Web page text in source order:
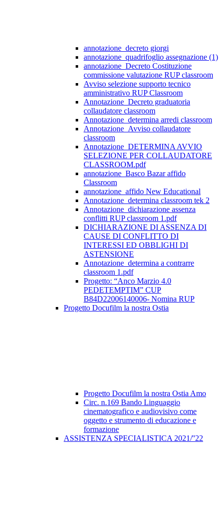
annotazione_decreto giorgi
annotazione_quadrifoglio assegnazione (1)
annotazione_Decreto Costituzione
commissione valutazione RUP classroom
Avviso selezione supporto tecnico
amministrativo RUP Classroom
Annotazione_Decreto graduatoria
collaudatore classroom
Annotazione_determina arredi classroom
Annotazione_Avviso collaudatore
classroom
Annotazione_DETERMINA AVVIO
SELEZIONE PER COLLAUDATORE
CLASSROOM.pdf
annotazione_Basco Bazar affido
Classroom
annotazione_affido New Educational
Annotazione_determina classroom tek 2
Annotazione_dichiarazione assenza
conflitti RUP classroom 1.pdf
DICHIARAZIONE DI ASSENZA DI
CAUSE DI CONFLITTO DI
INTERESSI ED OBBLIGHI DI
ASTENSIONE
Annotazione_determina a contrarre
classroom 1.pdf
Progetto: “Anco Marzio 4.0
PEDETEMPTIM” CUP
B84D22006140006- Nomina RUP
Progetto Docufilm la nostra Ostia
Progetto Docufilm la nostra Ostia Amo
Circ. n.169 Bando Linguaggio
cinematografico e audiovisivo come
oggetto e strumento di educazione e
formazione
ASSISTENZA SPECIALISTICA 2021/''22